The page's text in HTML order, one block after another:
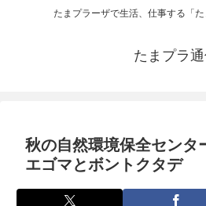
たまプラーザで生活、仕事する「た
たまプラ
秋の自然環境保全セン
エゴマとボントクタデ